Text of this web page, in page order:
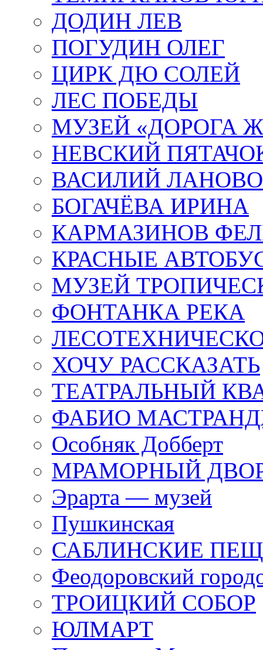
ДОДИН ЛЕВ
ПОГУДИН ОЛЕГ
ЦИРК ДЮ СОЛЕЙ
ЛЕС ПОБЕДЫ
МУЗЕЙ «ДОРОГА
НЕВСКИЙ
ВАСИЛИЙ
БОГАЧЁВА ИРИНА
КАРМАЗИНОВ
КРАСНЫЕ
МУЗЕЙ
ФОНТАНКА РЕКА
ХОЧУ РАССКАЗАТЬ
ТЕАТРАЛЬНЫЙ
ФАБИО
Особняк Добберт
МРАМОРНЫЙ
Эрарта — музей
Пушкинская
САБЛИНСКИЕ
Феодоровский
ТРОИЦКИЙ СОБОР
ЮЛМАРТ